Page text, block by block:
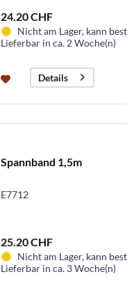
24.20 CHF
Nicht am Lager, kann
Lieferbar in ca. 2 Woche(n)
Details
Spannband 1,5m
E7712
25.20 CHF
Nicht am Lager, kann
Lieferbar in ca. 3 Woche(n)